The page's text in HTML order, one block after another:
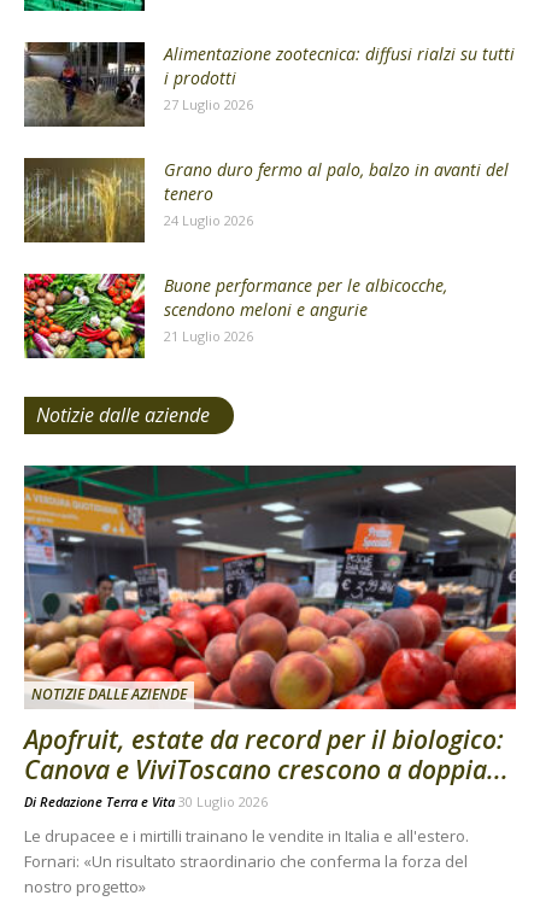
Alimentazione zootecnica: diffusi rialzi su tutti
i prodotti
27 Luglio 2026
Grano duro fermo al palo, balzo in avanti del
tenero
24 Luglio 2026
Buone performance per le albicocche,
scendono meloni e angurie
21 Luglio 2026
Notizie dalle aziende
NOTIZIE DALLE AZIENDE
Apofruit, estate da record per il biologico:
Canova e ViviToscano crescono a doppia...
Di Redazione Terra e Vita 30 Luglio 2026
Le drupacee e i mirtilli trainano le vendite in Italia e all'estero.
Fornari: «Un risultato straordinario che conferma la forza del
nostro progetto»